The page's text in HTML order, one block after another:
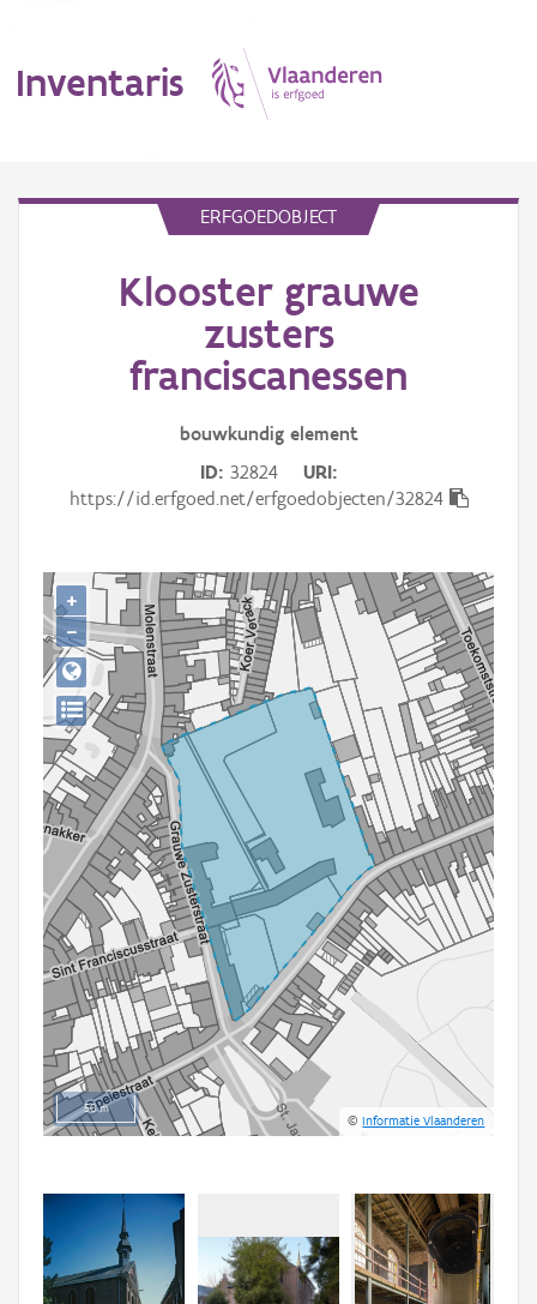
Inventaris
Gebeurtenis
Downloads
Hergebruik
Aanmelden
ERFGOEDOBJECT
Klooster grauwe
zusters
franciscanessen
bouwkundig element
ID 32824
URI
https://id.erfgoed.net/erfgoedobjecten/32824
50 m
©Informatie Vlaanderen
+
−